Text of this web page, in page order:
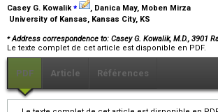
Casey G. Kowalik⁎
, Danica May, Moben Mirza
University of Kansas, Kansas City, KS
⁎Address correspondence to: Casey G. Kowalik, M.D., 3901
Le texte complet de cet article est disponible en PDF.
PDF Article Références